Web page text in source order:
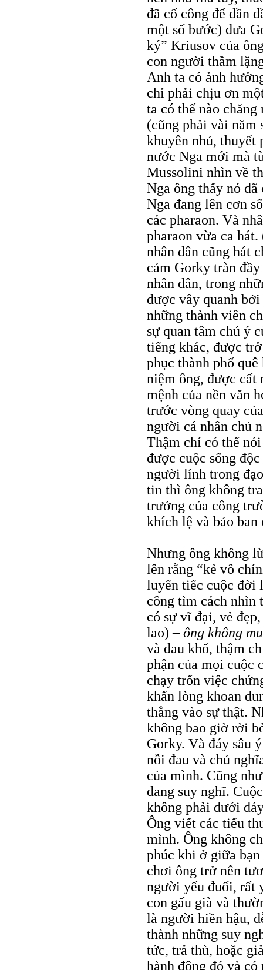
đã cố công để dần
một số bước) đưa
ký” Kriusov của
con người thầm
Anh ta có ảnh
chỉ phải chịu ơn
ta có thế nào
(cũng phải vài năm
khuyên nhủ, thuyết
nước Nga mới mà
Mussolini nhìn về
Nga ông thấy nó
Nga đang lên cơn
các pharaon. Và
pharaon vừa ca
nhân dân cũng hát
cảm Gorky tràn
nhân dân, trong
được vây quanh
những thành viên
sự quan tâm chú ý
tiếng khác, được
phục thành phố
niệm ông, được cất
mệnh của nền văn
trước vòng quay
người cá nhân chủ
Thậm chí có thể
được cuộc sống
người lính trong
tin thì ông không
trưởng của công
khích lệ và bảo ban
Nhưng ông không
lên rằng “kẻ vô
luyến tiếc cuộc đời
công tìm cách nhìn
có sự vĩ đại, vẻ
lao) –ông không
và đau khổ, thậm
phận của mọi cuộc
chạy trốn việc
khẩn lòng khoan
thẳng vào sự thật.
không bao giờ rời
Gorky. Và đáy sâu
nỗi đau và chủ
của mình. Cũng
đang suy nghĩ.
không phải dưới
Ông viết các tiểu
mình. Ông không
phúc khi ở giữa
chơi ông trở nên
người yếu đuối, rất
con gấu già và
là người hiền hậu,
thành những suy
tức, trả thù, hoặc
hành động đó và